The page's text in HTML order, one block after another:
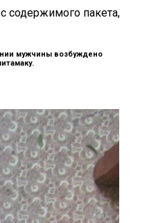
содержимого пакета,
мужчины возбуждено